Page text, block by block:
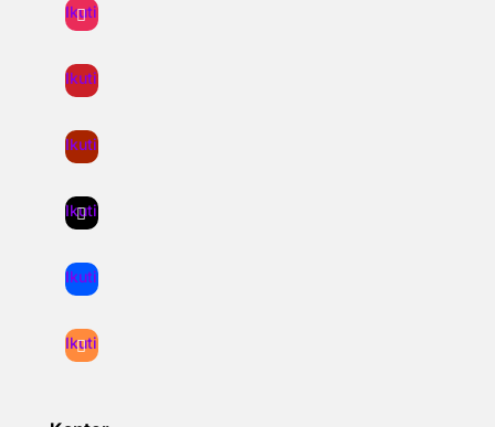
Ikuti
Ikuti
Ikuti
Ikuti
Ikuti
Ikuti